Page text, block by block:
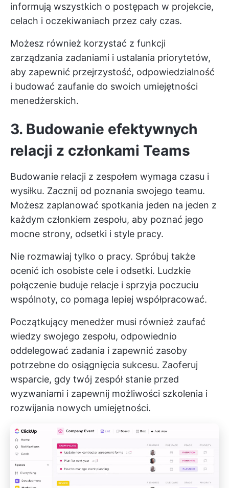
informują wszystkich o postępach w projekcie,
celach i oczekiwaniach przez cały czas.
Możesz również korzystać z funkcji
zarządzania zadaniami i ustalania priorytetów,
aby zapewnić przejrzystość, odpowiedzialność
i budować zaufanie do swoich umiejętności
menedżerskich.
3. Budowanie efektywnych
relacji z członkami Teams
Budowanie relacji z zespołem wymaga czasu i
wysiłku. Zacznij od poznania swojego teamu.
Możesz zaplanować spotkania jeden na jeden z
każdym członkiem zespołu, aby poznać jego
mocne strony, odsetki i style pracy.
Nie rozmawiaj tylko o pracy. Spróbuj także
ocenić ich osobiste cele i odsetki. Ludzkie
połączenie buduje relacje i sprzyja poczuciu
wspólnoty, co pomaga lepiej współpracować.
Początkujący menedżer musi również zaufać
wiedzy swojego zespołu, odpowiednio
oddelegować zadania i zapewnić zasoby
potrzebne do osiągnięcia sukcesu. Zaoferuj
wsparcie, gdy twój zespół stanie przed
wyzwaniami i zapewnij możliwości szkolenia i
rozwijania nowych umiejętności.